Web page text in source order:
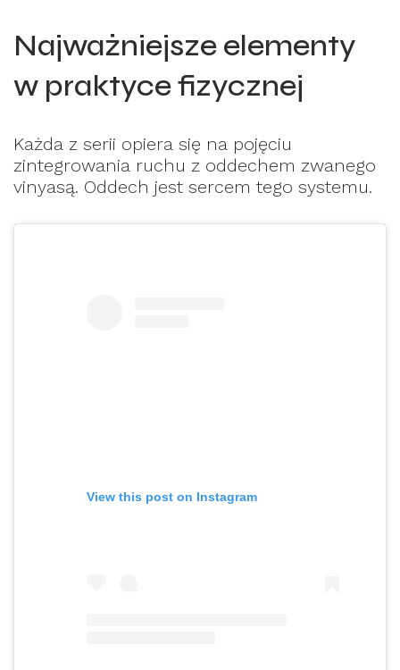
Najważniejsze elementy
w praktyce fizycznej
Każda z serii opiera się na pojęciu
zintegrowania ruchu z oddechem zwanego
vinyasą. Oddech jest sercem tego systemu.
View this post on Instagram